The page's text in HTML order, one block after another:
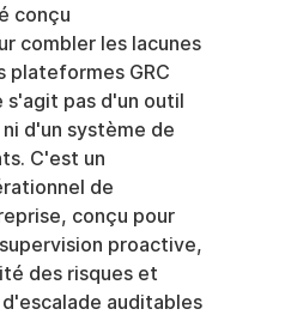
conçu
combler les lacunes
plateformes GRC
s'agit pas d'un outil
d'un système de
C'est un
de
conçu pour
proactive,
des risques et
auditables